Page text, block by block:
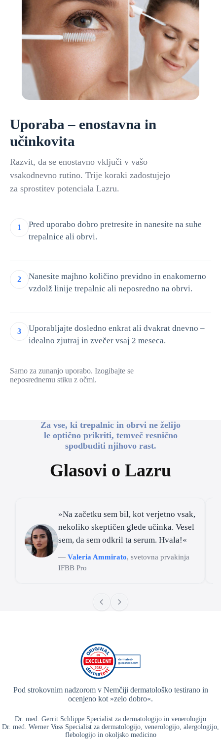
Uporaba – enostavna in
učinkovita
Razvit, da se enostavno vključi v vašo
vsakodnevno rutino. Trije koraki zadostujejo
za sprostitev potenciala Lazru.
1
Pred uporabo dobro pretresite in nanesite na suhe
trepalnice ali obrvi.
2
Nanesite majhno količino previdno in enakomerno
vzdolž linije trepalnic ali neposredno na obrvi.
3
Uporabljajte dosledno enkrat ali dvakrat dnevno –
idealno zjutraj in zvečer vsaj 2 meseca.
Samo za zunanjo uporabo. Izogibajte se
neposrednemu stiku z očmi.
Za vse, ki trepalnic in obrvi ne želijo
le optično prikriti, temveč resnično
spodbuditi njihovo rast.
Glasovi o Lazru
»Na začetku sem bil, kot verjetno vsak,
nekoliko skeptičen glede učinka. Vesel
sem, da sem odkril ta serum. Hvala!«
—Valeria Ammirato, svetovna prvakinja
IFBB Pro
Pod strokovnim nadzorom v Nemčiji dermatološko testirano in
ocenjeno kot »zelo dobro«.
Dr. med. Gerrit Schlippe Specialist za dermatologijo in venerologijo
Dr. med. Werner Voss Specialist za dermatologijo, venerologijo, alergologijo,
flebologijo in okoljsko medicino